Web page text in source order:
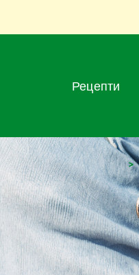
Рецепти
>